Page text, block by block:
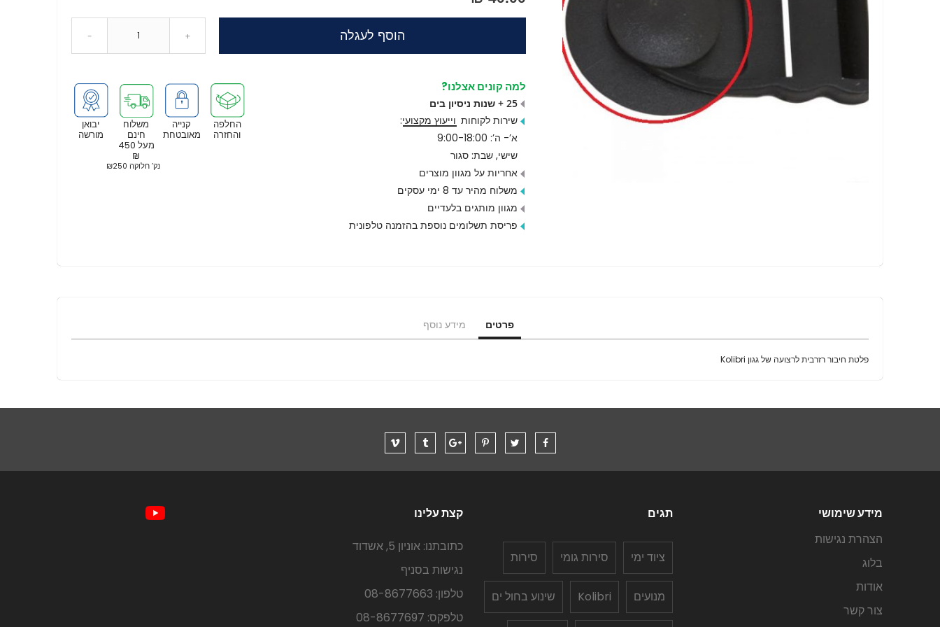
- + הוסף לעגלה
יבואן
מורשה
משלוח
חינם
מעל 450
₪
נק’ חלוקה ₪250
קנייה
מאובטחת
החלפה
והחזרה
למה קונים אצלנו?
25 + שנות ניסיון בים
שירות לקוחות וייעוץ מקצועי:
א’- ה’: 9:00-18:00
שישי, שבת: סגור
אחריות על מגוון מוצרים
משלוח מהיר עד 8 ימי עסקים
מגוון מותגים בלעדיים
פריסת תשלומים נוספת בהזמנה טלפונית
פרטים
פלטת חיבור רזרבית לרצועה של גגון Kolibri
מידע נוסף
מידע שימושי
הצהרת נגישות
בלוג
אודות
צור קשר
תגים
ציוד ימי סירות גומי סירות
מנועים Kolibri שינוע בחול ים
קצת עלינו
כתובתנו: אוניון 5, אשדוד
נגישות בסניף
טלפון: 08-8677663
טלפקס: 08-8677697